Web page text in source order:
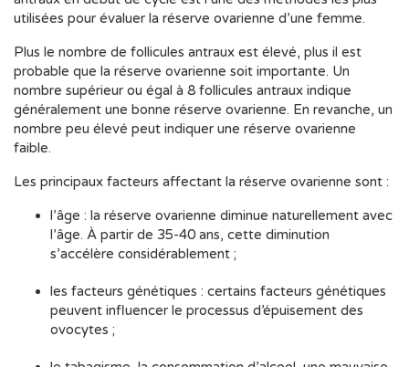
utilisées pour évaluer la réserve ovarienne d’une femme.
Plus le nombre de follicules antraux est élevé, plus il est
probable que la réserve ovarienne soit importante. Un
nombre supérieur ou égal à 8 follicules antraux indique
généralement une bonne réserve ovarienne. En revanche, un
nombre peu élevé peut indiquer une réserve ovarienne
faible.
Les principaux facteurs affectant la réserve ovarienne sont :
l’âge : la réserve ovarienne diminue naturellement avec
l’âge. À partir de 35-40 ans, cette diminution
s’accélère considérablement ;
les facteurs génétiques : certains facteurs génétiques
peuvent influencer le processus d’épuisement des
ovocytes ;